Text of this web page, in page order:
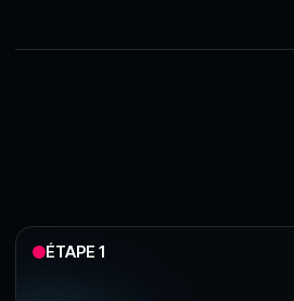
ÉTAPE 1